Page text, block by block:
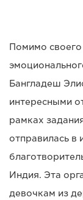
Помимо
Бангладеш
интересными
рамках
отправилась в
Индия. Эта
девочкам из